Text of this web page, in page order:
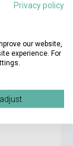
Privacy policy
our website,
experience. For